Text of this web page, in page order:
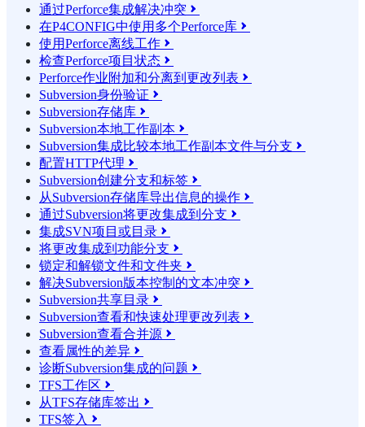
通过Perforce集成解决冲突 
在P4CONFIG中使用多个Perforce库 
使用Perforce离线工作 
检查Perforce项目状态 
Perforce作业附加和分离到更改列表 
Subversion身份验证 
Subversion存储库 
Subversion本地工作副本 
Subversion集成比较本地工作副本文件与分支 
配置HTTP代理 
Subversion创建分支和标签 
从Subversion存储库导出信息的操作 
通过Subversion将更改集成到分支 
集成SVN项目或目录 
将更改集成到功能分支 
锁定和解锁文件和文件夹 
解决Subversion版本控制的文本冲突 
Subversion共享目录 
Subversion查看和快速处理更改列表 
Subversion查看合并源 
查看属性的差异 
诊断Subversion集成的问题 
TFS工作区 
从TFS存储库签出 
TFS签入 